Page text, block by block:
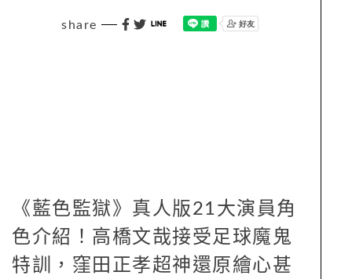
share
《藍色監獄》真人版21大演員角
色介紹！高橋文哉接受足球魔鬼
特訓，窪田正孝超神還原繪心甚